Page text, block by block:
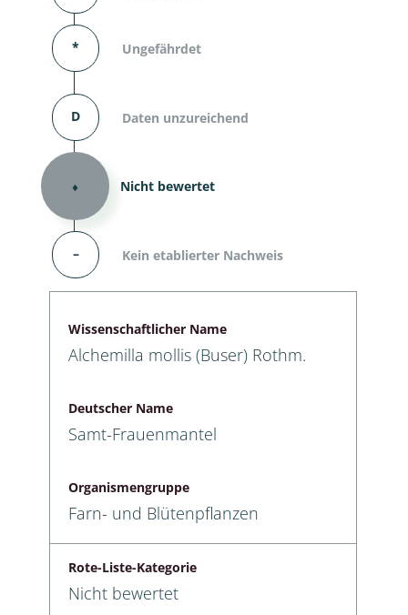
* Ungefährdet
D Daten unzureichend
⬧ Nicht bewertet
– Kein etablierter Nachweis
Wissenschaftlicher Name
Alchemilla mollis (Buser) Rothm.
Deutscher Name
Samt-Frauenmantel
Organismengruppe
Farn- und Blütenpflanzen
Rote-Liste-Kategorie
Nicht bewertet